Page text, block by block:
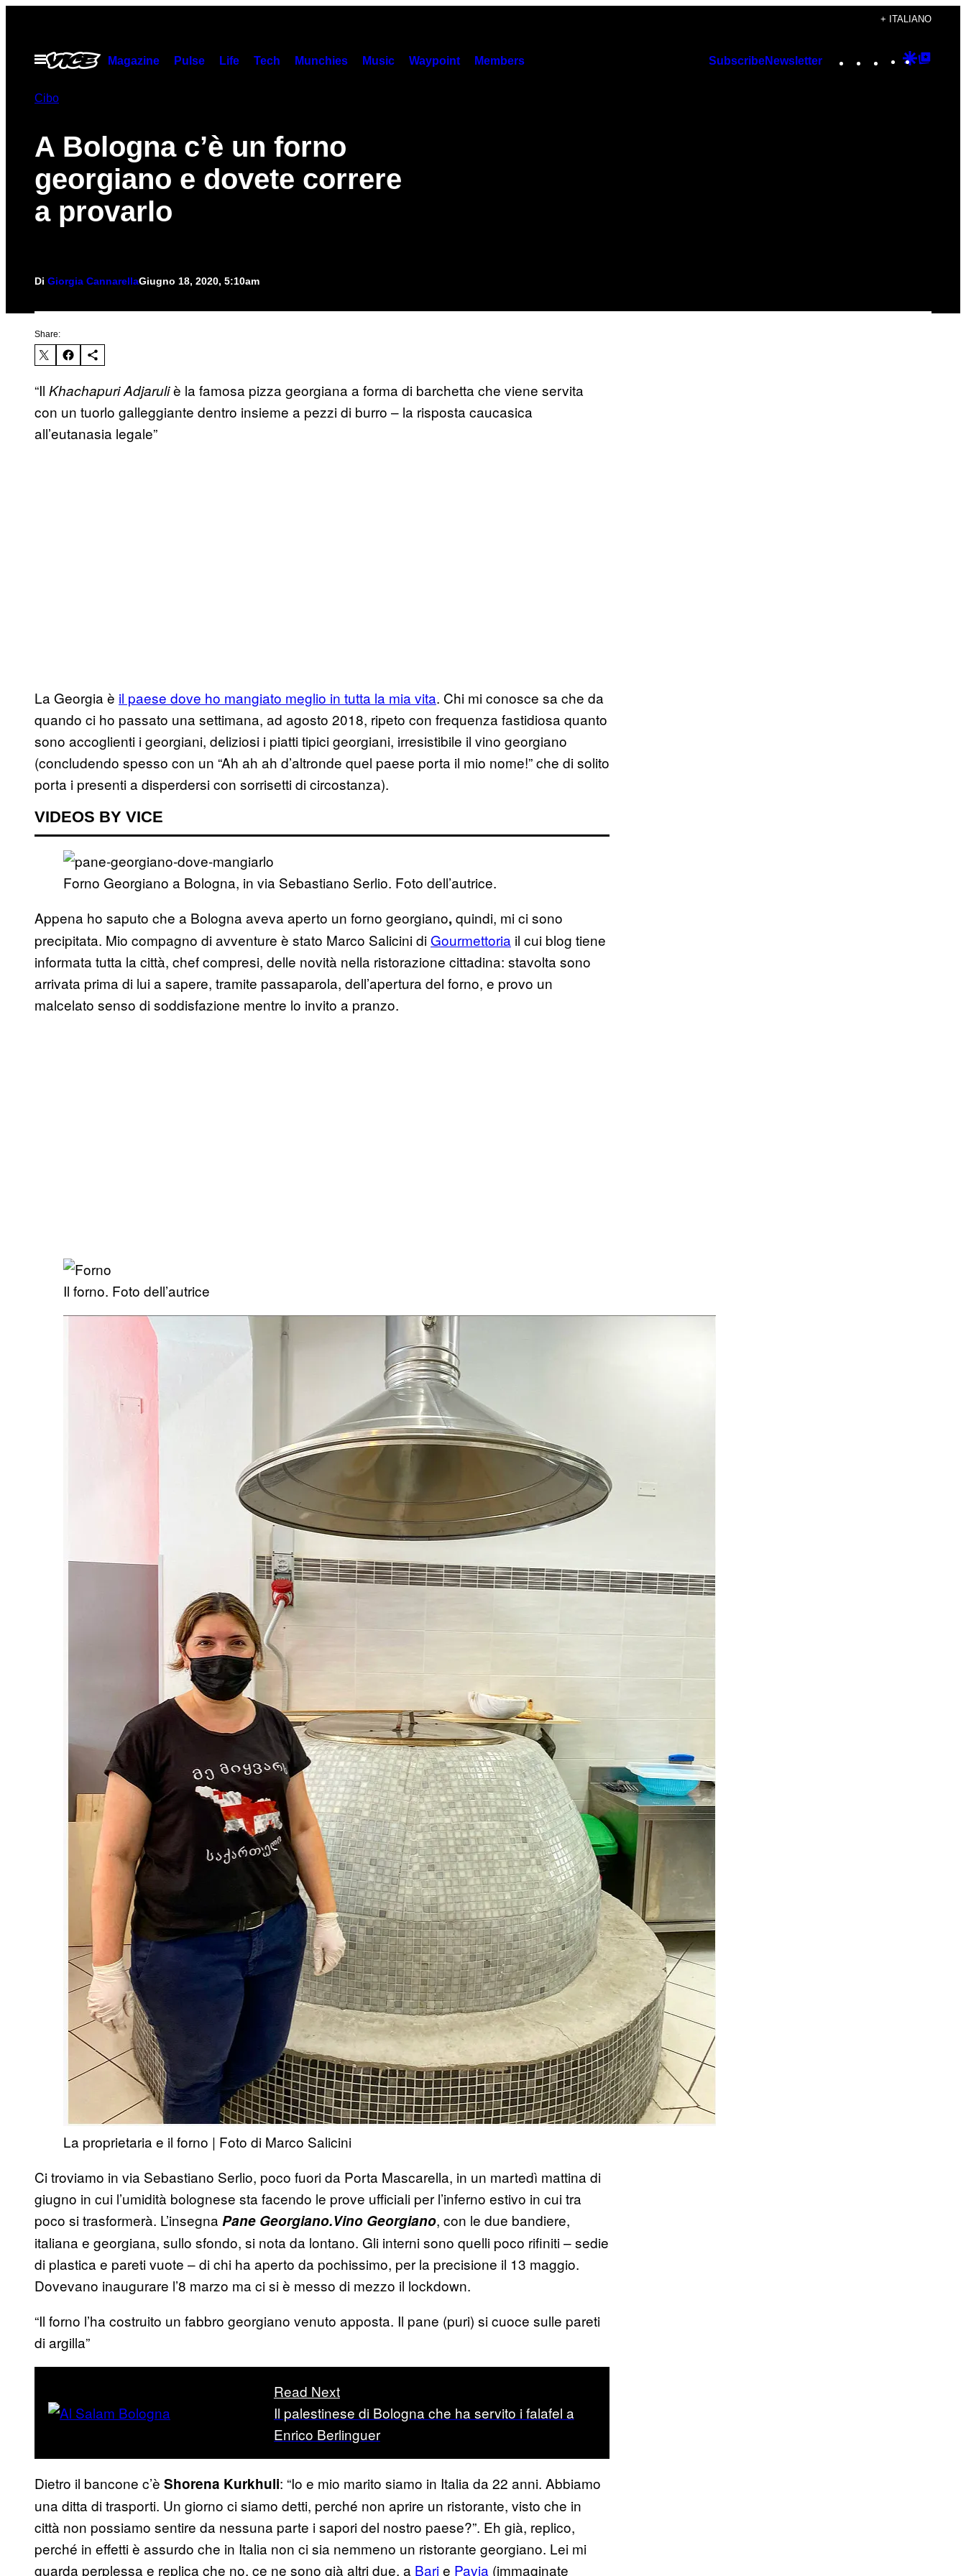
contenuto
+ ITALIANO
Apri
Magazine Pulse Life Tech Munchies Music Waypoint Members SubscribeNewsletter Instagram
TikTok
YouTube
Google
Cibo
A Bologna c’è un forno
georgiano e dovete correre
a provarlo
Di Giorgia CannarellaGiugno 18, 2020, 5:10am
Share:
“Il Khachapuri Adjaruliè la famosa pizza georgiana a forma di barchetta che viene servita
con un tuorlo galleggiante dentro insieme a pezzi di burro – la risposta caucasica
all’eutanasia legale”
La Georgia è il paese dove ho mangiato meglio in tutta la mia vita. Chi mi conosce sa che da
quando ci ho passato una settimana, ad agosto 2018, ripeto con frequenza fastidiosa quanto
sono accoglienti i georgiani, deliziosi i piatti tipici georgiani, irresistibile il vino georgiano
(concludendo spesso con un “Ah ah ah d’altronde quel paese porta il mio nome!” che di solito
porta i presenti a disperdersi con sorrisetti di circostanza).
VIDEOS BY VICE
Forno Georgiano a Bologna, in via Sebastiano Serlio. Foto dell’autrice.
Appena ho saputo che a Bologna aveva aperto un forno georgiano, quindi, mi ci sono
precipitata. Mio compagno di avventure è stato Marco Salicini di Gourmettoria il cui blog tiene
informata tutta la città, chef compresi, delle novità nella ristorazione cittadina: stavolta sono
arrivata prima di lui a sapere, tramite passaparola, dell’apertura del forno, e provo un
malcelato senso di soddisfazione mentre lo invito a pranzo.
Il forno. Foto dell’autrice
La proprietaria e il forno | Foto di Marco Salicini
Ci troviamo in via Sebastiano Serlio, poco fuori da Porta Mascarella, in un martedì mattina di
giugno in cui l’umidità bolognese sta facendo le prove ufficiali per l’inferno estivo in cui tra
poco si trasformerà. L’insegna Pane Georgiano.Vino Georgiano, con le due bandiere,
italiana e georgiana, sullo sfondo, si nota da lontano. Gli interni sono quelli poco rifiniti – sedie
di plastica e pareti vuote – di chi ha aperto da pochissimo, per la precisione il 13 maggio.
Dovevano inaugurare l’8 marzo ma ci si è messo di mezzo il lockdown.
“Il forno l’ha costruito un fabbro georgiano venuto apposta. Il pane (puri) si cuoce sulle pareti
di argilla”
Read Next
Il palestinese di Bologna che ha servito i falafel a
Enrico Berlinguer
Dietro il bancone c’è Shorena Kurkhuli: “Io e mio marito siamo in Italia da 22 anni. Abbiamo
una ditta di trasporti. Un giorno ci siamo detti, perché non aprire un ristorante, visto che in
città non possiamo sentire da nessuna parte i sapori del nostro paese?”. Eh già, replico,
perché in effetti è assurdo che in Italia non ci sia nemmeno un ristorante georgiano. Lei mi
guarda perplessa e replica che no, ce ne sono già altri due, a Barie Pavia (immaginate